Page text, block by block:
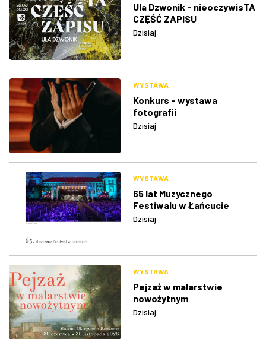
Ula Dzwonik - nieoczywisTA
CZĘŚĆ ZAPISU
Dzisiaj
WYSTAWA
Konkurs - wystawa
fotografii
Dzisiaj
WYSTAWA
65 lat Muzycznego
Festiwalu w Łańcucie
Dzisiaj
WYSTAWA
Pejzaż w malarstwie
nowożytnym
Dzisiaj